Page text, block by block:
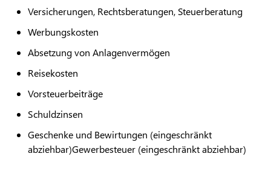
Versicherungen, Rechtsberatungen, Steuerberatung
Werbungskosten
Absetzung von Anlagenvermögen
Reisekosten
Vorsteuerbeiträge
Schuldzinsen
Geschenke und Bewirtungen (eingeschränkt
abziehbar)Gewerbesteuer (eingeschränkt abziehbar)